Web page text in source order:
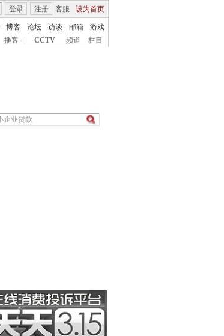
客服 设为首页
登录 注册
博客 论坛 访谈 邮箱
游戏
播客 CCTV 频道 栏目